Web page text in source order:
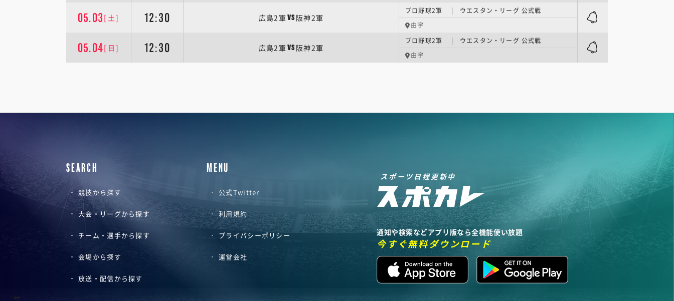
05.03 [土] 12:30 広島2軍VS 阪神2軍
プロ野球2軍 | ウエスタン・リーグ 公式戦
由宇
05.04[日] 12:30 広島2軍VS 阪神2軍
プロ野球2軍 | ウエスタン・リーグ 公式戦
由宇
SEARCH
競技から探す
大会・リーグから探す
チーム・選手から探す
会場から探す
放送・配信から探す
MENU
公式Twitter
利用規約
プライバシーポリシー
運営会社
スポーツ日程更新中
通知や検索などアプリ版なら全機能使い放題
今すぐ無料ダウンロード